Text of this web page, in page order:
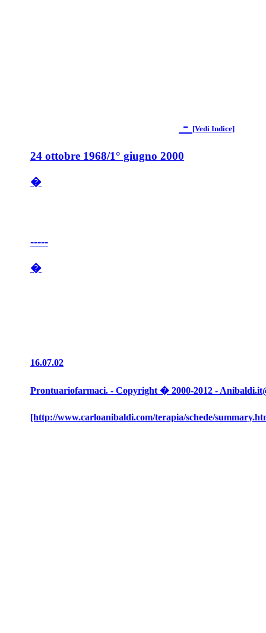
- [Vedi Indice]
24 ottobre 1968/1° giugno 2000
�
-----
�
16.07.02
Prontuariofarmaci. - Copyright � 2000-2012 -
[http://www.carloanibaldi.com/terapia/schede/